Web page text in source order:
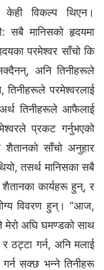
केही विकल्प थिएन।
सबै मानिसको हृदयमा
परमेश्‍वर साँचो कि
अनि तिनीहरूले
तिनीहरूले परमेश्‍वरलाई
तिनीहरूले आफैलाई
प्रकट गर्नुभएको
साँचो अनुहार
तसर्थ मानिसका सबै
शैतानका कार्यहरू हुन्, र
विवरण हुन्। “आज,
मेरो अघि घमण्डको साथ
ठट्टा गर्न, अनि मलाई
सक्छ भन्‍ने तिनीहरू